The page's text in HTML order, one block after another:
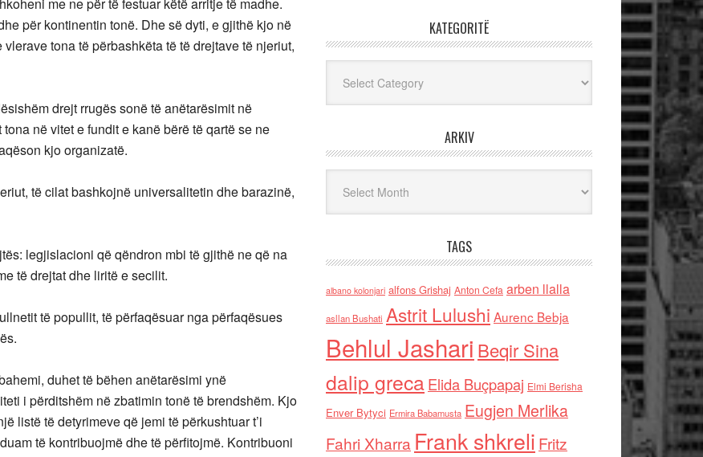
për kontinentin tonë. Dhe së dyti, e gjithë kjo në
tona të përbashkëta të të drejtave të njeriut,
drejt rrugës sonë të anëtarësimit në
në vitet e fundit e kanë bërë të qartë se ne
kjo organizatë.
të cilat bashkojnë universalitetin dhe barazinë,
legjislacioni që qëndron mbi të gjithë ne që na
të drejtat dhe liritë e secilit.
të popullit, të përfaqësuar nga përfaqësues
duhet të bëhen anëtarësimi ynë
i përditshëm në zbatimin tonë të brendshëm. Kjo
listë të detyrimeve që jemi të përkushtuar t’i
të kontribuojmë dhe të përfitojmë. Kontribuoni
KATEGORITË
ARKIV
TAGS
albano kolonjari alfons Grishaj Anton Cefa arben llalla
asllan Bushati Astrit Lulushi Aurenc Bebja
Behlul Jashari Beqir Sina
dalip grecaElida Buçpapaj Elmi Berisha
Enver Bytyci Ermira Babamusta Eugjen Merlika
Fahri Xharra Frank shkreli Fritz